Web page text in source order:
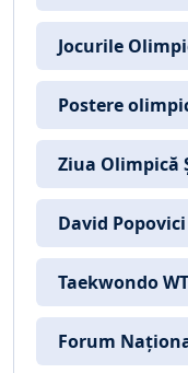
Jocurile
Postere
Ziua Olimpică
David Popovici
Taekwondo WT
Forum